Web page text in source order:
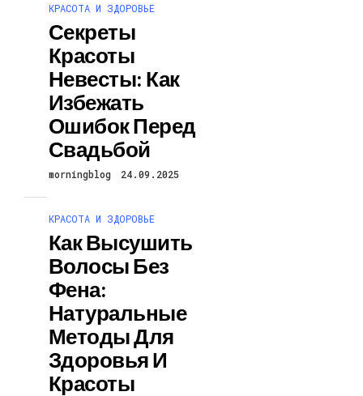
КРАСОТА И ЗДОРОВЬЕ
Секреты
Красоты
Невесты: Как
Избежать
Ошибок Перед
Свадьбой
morningblog 24.09.2025
КРАСОТА И ЗДОРОВЬЕ
Как Высушить
Волосы Без
Фена:
Натуральные
Методы Для
Здоровья И
Красоты